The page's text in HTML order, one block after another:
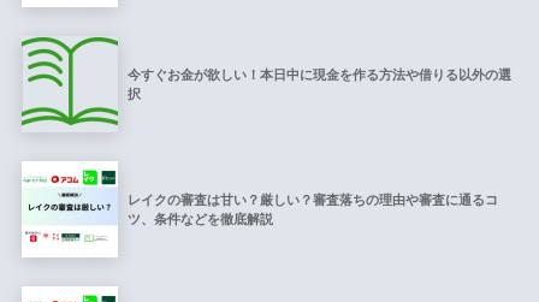
今すぐお金が欲しい！本日中に現金を作る方法や借りる以外の選
択
レイクの審査は甘い？厳しい？審査落ちの理由や審査に通るコ
ツ、条件などを徹底解説